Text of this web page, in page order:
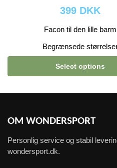
399 DKK
Facon til den lille barm
Begrænsede
Select options
OM WONDERSPORT
Personlig service og stabil
wondersport.dk.